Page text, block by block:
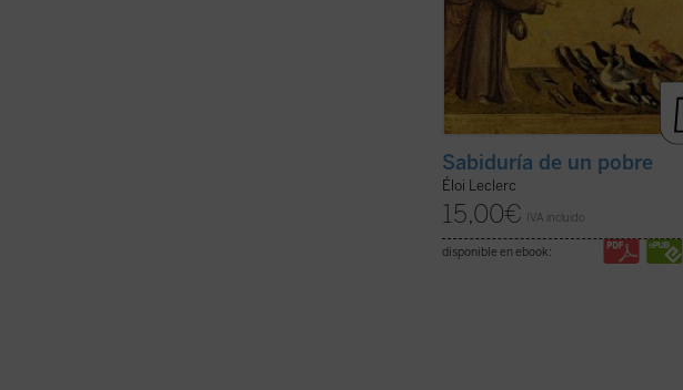
Sabiduría de un pobre
Éloi Leclerc
15,00€ IVA incluido
disponible en ebook: